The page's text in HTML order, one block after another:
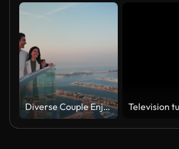
Diverse Couple Enjoying Sunset Views from High Rise Sky Deck Overlooking Palm Jumeirah